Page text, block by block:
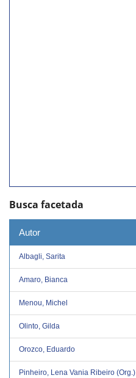
Busca facetada
Autor
Albagli, Sarita
Amaro, Bianca
Menou, Michel
Olinto, Gilda
Orozco, Eduardo
Pinheiro, Lena Vania Ribeiro (Org.)